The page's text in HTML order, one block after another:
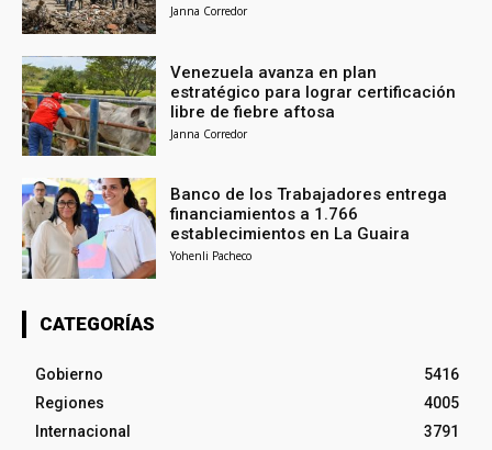
Janna Corredor
Venezuela avanza en plan
estratégico para lograr certificación
libre de fiebre aftosa
Janna Corredor
Banco de los Trabajadores entrega
financiamientos a 1.766
establecimientos en La Guaira
Yohenli Pacheco
CATEGORÍAS
Gobierno
5416
Regiones
4005
Internacional
3791